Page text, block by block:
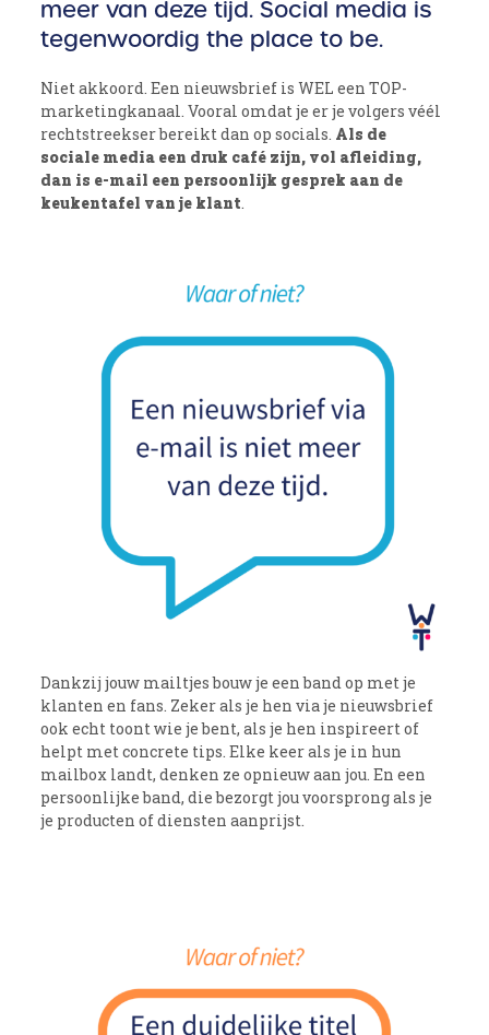
meer van deze tijd. Social media is
tegenwoordig the place to be.
Niet akkoord. Een nieuwsbrief is WEL een TOP-
marketingkanaal. Vooral omdat je er je volgers véél
rechtstreekser bereikt dan op socials. Als de
sociale media een druk café zijn, vol afleiding,
dan is e-mail een persoonlijk gesprek aan de
keukentafel van je klant.
Dankzij jouw mailtjes bouw je een band op met je
klanten en fans. Zeker als je hen via je nieuwsbrief
ook echt toont wie je bent, als je hen inspireert of
helpt met concrete tips. Elke keer als je in hun
mailbox landt, denken ze opnieuw aan jou. En een
persoonlijke band, die bezorgt jou voorsprong als je
je producten of diensten aanprijst.